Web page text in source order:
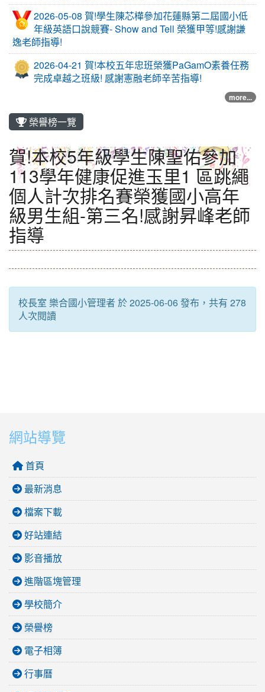
2026-05-08 賀!學生陳芯樺參加花蓮縣第二屆國小低
年級英語口說競賽- Show and Tell 榮獲甲等!感謝謙
逸老師指導!
2026-04-21 賀!本校五年忠班榮獲PaGamO素養任務
完成卓越之班級! 感謝憲融老師辛苦指導!
more...
榮譽榜一覽
賀!本校5年級學生陳聖佑參加
113學年健康促進玉里1 區跳繩
個人計次排名賽榮獲國小高年
級男生組-第三名!感謝昇峰老師
指導
校長室 樂合國小管理者 於 2025-06-06 發布，共有 278
人次閱讀
網站導覽
首頁
最新消息
檔案下載
好站連結
影音播放
進階區塊管理
學校簡介
榮譽榜
電子相簿
行事曆